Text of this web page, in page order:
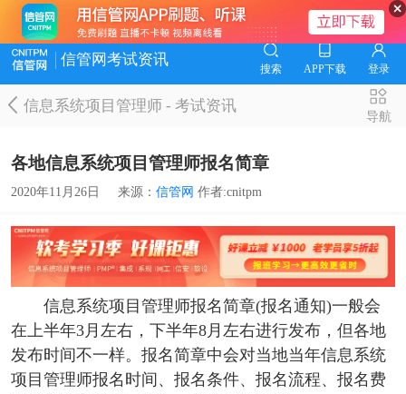
信管网考试资讯
搜索 APP下载 登录
信息系统项目管理师-考试资讯
导航
各地信息系统项目管理师报名简章
2020年11月26日 来源： 信管网 作者:cnitpm
信息系统项目管理师报名简章(报名通知)一般会
在上半年3月左右，下半年8月左右进行发布，但各地
发布时间不一样。报名简章中会对当地当年信息系统
项目管理师报名时间、报名条件、报名流程、报名费